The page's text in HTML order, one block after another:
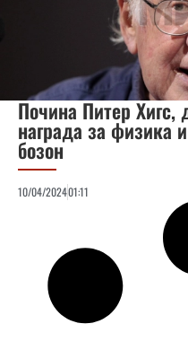
Почина Питер Хигс,
награда за физика
бозон
10/04/202401:11